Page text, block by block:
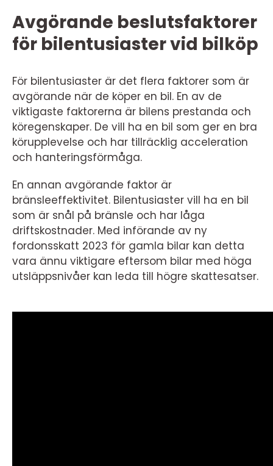
Avgörande beslutsfaktorer
för bilentusiaster vid bilköp
För bilentusiaster är det flera faktorer som är
avgörande när de köper en bil. En av de
viktigaste faktorerna är bilens prestanda och
köregenskaper. De vill ha en bil som ger en bra
körupplevelse och har tillräcklig acceleration
och hanteringsförmåga.
En annan avgörande faktor är
bränsleeffektivitet. Bilentusiaster vill ha en bil
som är snål på bränsle och har låga
driftskostnader. Med införande av ny
fordonsskatt 2023 för gamla bilar kan detta
vara ännu viktigare eftersom bilar med höga
utsläppsnivåer kan leda till högre skattesatser.